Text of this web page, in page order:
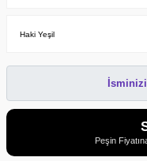
Peşin